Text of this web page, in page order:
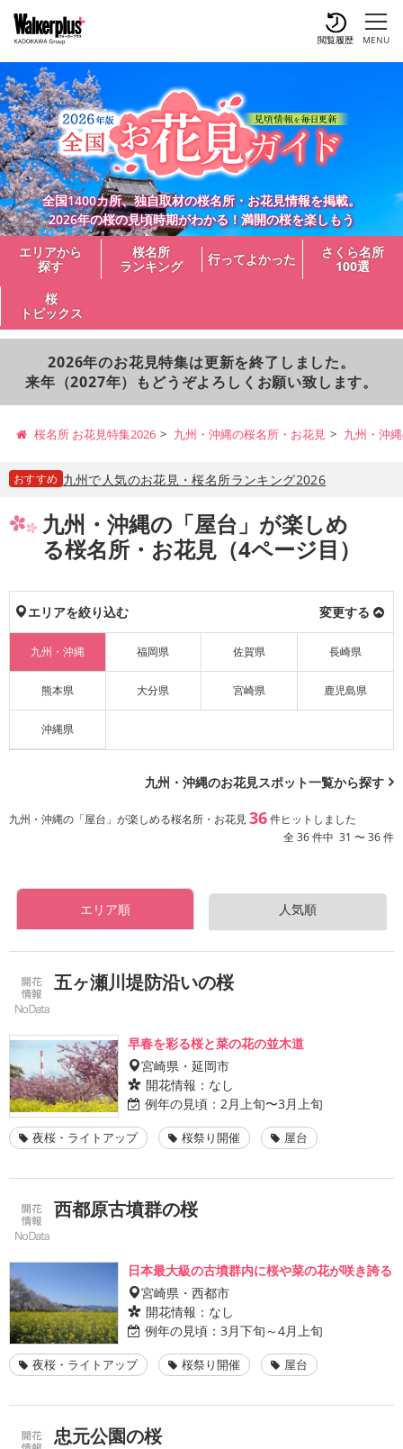
MENU
閲覧履歴
全国1400カ所、独自取材の桜名所・お花見情報を掲載。
2026年の桜の見頃時期がわかる！満開の桜を楽しもう
エリアから
探す
桜名所
ランキング
行ってよかった
さくら名所
100選
桜
トピックス
2026年のお花見特集は更新を終了しました。
来年（2027年）もどうぞよろしくお願い致します。
桜名所 お花見特集2026 九州・沖縄の桜名所・お花見 九州・沖
おすすめ 九州で人気のお花見・桜名所ランキング2026
九州・沖縄の「屋台」が楽しめ
る桜名所・お花見（4ページ目）
エリアを絞り込む 変更する
九州・沖縄 福岡県 佐賀県 長崎県
熊本県 大分県 宮崎県 鹿児島県
沖縄県
九州・沖縄のお花見スポット一覧から探す
九州・沖縄の「屋台」が楽しめる桜名所・お花見36件ヒットしました
全 36 件中 31 〜 36 件
エリア順 人気順
五ヶ瀬川堤防沿いの桜
早春を彩る桜と菜の花の並木道
宮崎県・延岡市
開花情報： なし
例年の見頃： 2月上旬〜3月上旬
夜桜・ライトアップ 桜祭り開催 屋台
西都原古墳群の桜
日本最大級の古墳群内に桜や菜の花が咲き誇る
宮崎県・西都市
開花情報： なし
例年の見頃： 3月下旬～4月上旬
夜桜・ライトアップ 桜祭り開催 屋台
忠元公園の桜